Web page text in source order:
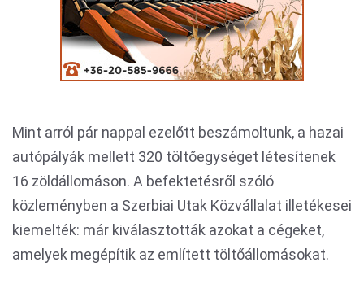
Mint arról pár nappal ezelőtt beszámoltunk, a hazai
autópályák mellett 320 töltőegységet létesítenek
16 zöldállomáson. A befektetésről szóló
közleményben a Szerbiai Utak Közvállalat illetékesei
kiemelték: már kiválasztották azokat a cégeket,
amelyek megépítik az említett töltőállomásokat.